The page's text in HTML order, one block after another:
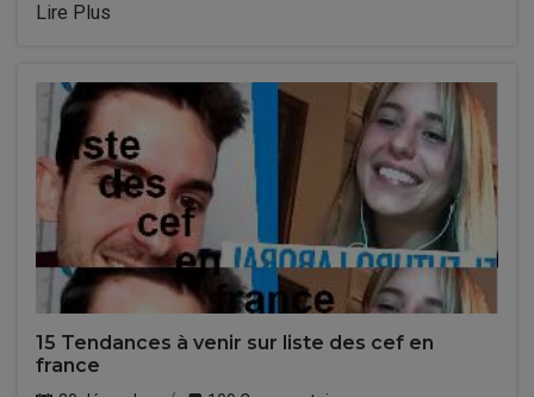
Lire Plus
15 Tendances à venir sur liste des cef en
france